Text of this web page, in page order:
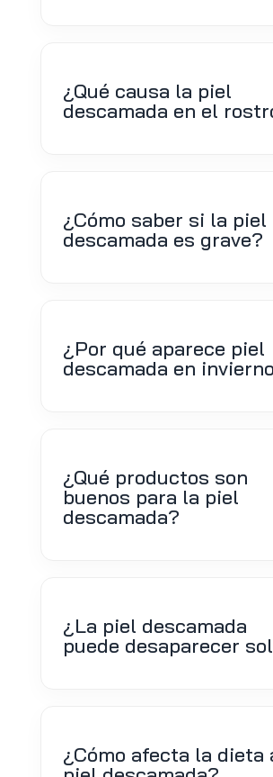
¿Qué causa la piel
descamada en el
¿Cómo saber si la piel
descamada es grave?
¿Por qué aparece piel
descamada en
¿Qué productos son
buenos para la piel
descamada?
¿La piel descamada
puede desaparecer
¿Cómo afecta la dieta